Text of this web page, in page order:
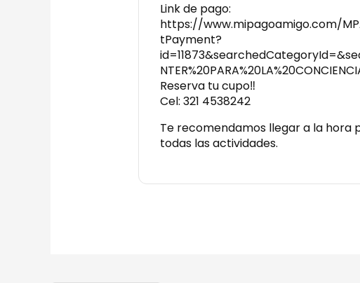
Link de pago:
https://www.mipagoamigo.com/
tPayment?
Reserva tu cupo‼️
Cel: 321 4538242
Te recomendamos llegar a la hora
todas las actividades.